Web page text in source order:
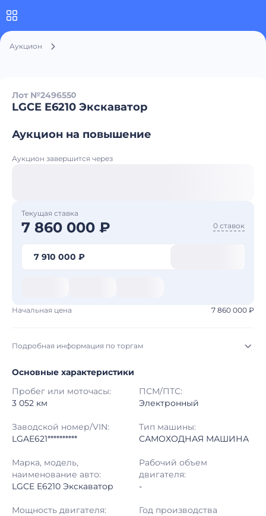
Аукцион
Лот №2496550
LGCE E6210 Экскаватор
Аукцион на повышение
Аукцион завершится через
Текущая ставка
7 860 000 ₽ 0 ставок
7 910 000 ₽
Начальная цена 7 860 000 ₽
Подробная информация по торгам
Начало торгов: 05.08.2026, 21:25 МСК
Конец торгов: 12.08.2026, 22:25 МСК
Тип аукциона: Открытые торги
Шаг торгов: 50 000 ₽
Основные характеристики
Пробег или моточасы:
3 052 км
ПСМ/ПТС:
Электронный
Заводской номер/VIN:
LGAE621**********
Тип машины:
САМОХОДНАЯ МАШИНА
Марка, модель,
наименование авто:
LGCE E6210 Экскаватор
Рабочий объем
двигателя:
-
Мощность двигателя:
Год производства